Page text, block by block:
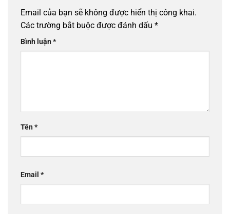
Email của bạn sẽ không được hiển thị công khai.
Các trường bắt buộc được đánh dấu *
Bình luận*
Tên*
Email *